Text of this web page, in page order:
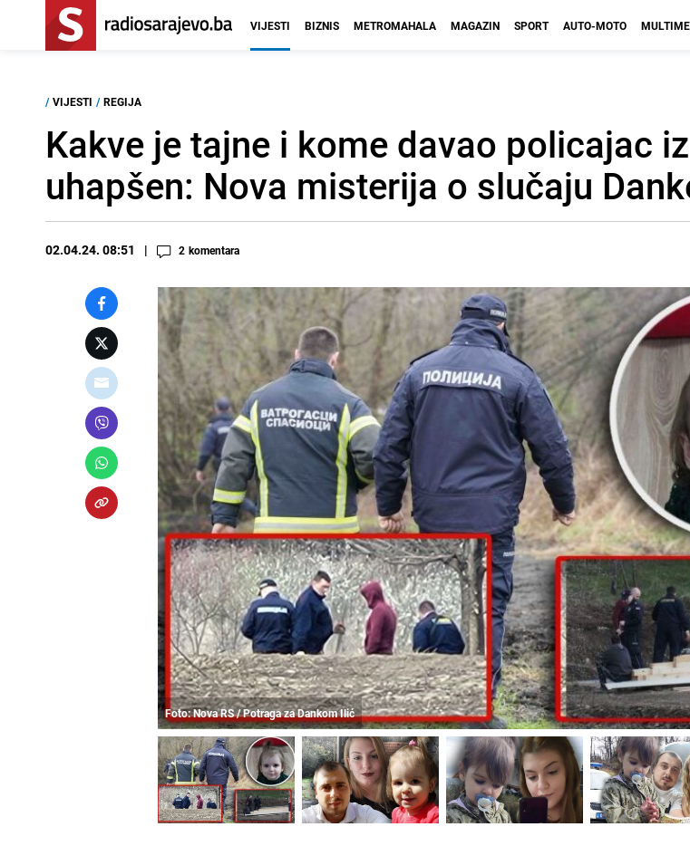
VIJESTI BIZNIS METROMAHALA MAGAZIN SPORT AUTO-MOTO
/ VIJESTI / REGIJA
Kakve je tajne i kome davao policajac
uhapšen: Nova misterija o slučaju
02.04.24. 08:51 2 komentara
Foto: Nova RS / Potraga za Dankom Ilić